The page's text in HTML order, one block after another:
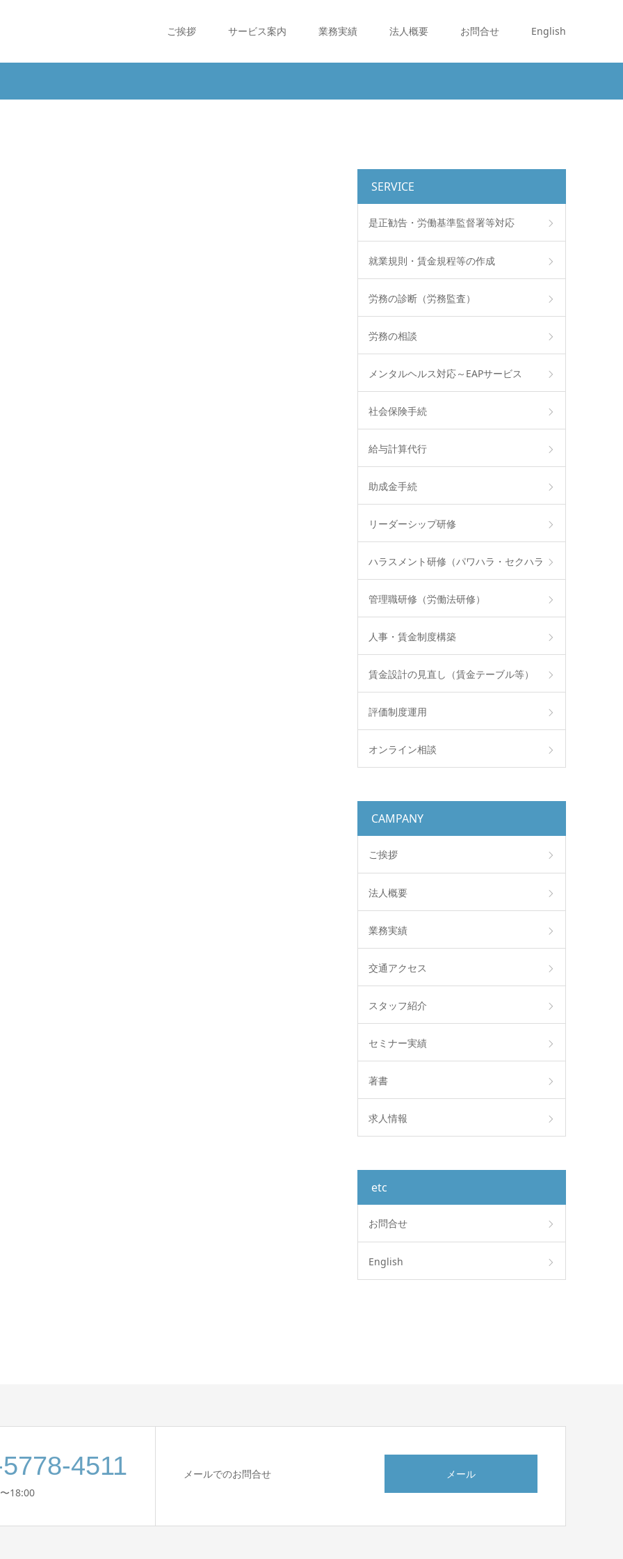
ご挨拶 サービス案内 業務実績 法人概要 お問合せ English
SERVICE
是正勧告・労働基準監督署等対応
就業規則・賃金規程等の作成
労務の診断（労務監査）
労務の相談
メンタルヘルス対応～EAPサービス
社会保険手続
給与計算代行
助成金手続
リーダーシップ研修
ハラスメント研修（パワハラ・セクハラ
等）
管理職研修（労働法研修）
人事・賃金制度構築
賃金設計の見直し（賃金テーブル等）
評価制度運用
オンライン相談
CAMPANY
ご挨拶
法人概要
業務実績
交通アクセス
スタッフ紹介
セミナー実績
著書
求人情報
etc
お問合せ
English
4511
18:00
メールでのお問合せ メール